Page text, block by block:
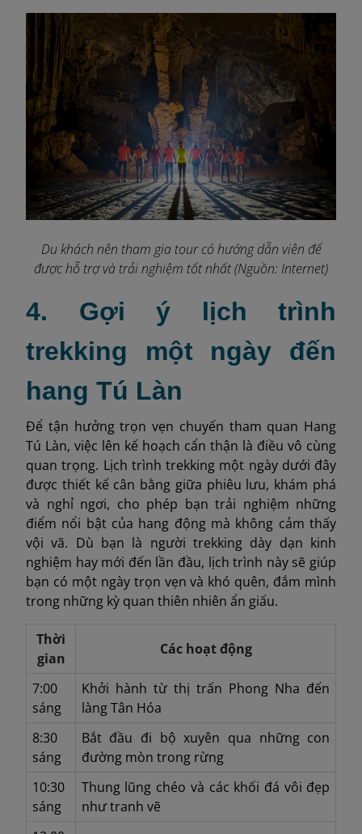
Du khách nên tham gia tour có hướng dẫn viên để
được hỗ trợ và trải nghiệm tốt nhất (Nguồn: Internet)
4. Gợi ý lịch trình
trekking một ngày đến
hang Tú Làn
Để tận hưởng trọn vẹn chuyến tham quan Hang
Tú Làn, việc lên kế hoạch cẩn thận là điều vô cùng
quan trọng. Lịch trình trekking một ngày dưới đây
được thiết kế cân bằng giữa phiêu lưu, khám phá
và nghỉ ngơi, cho phép bạn trải nghiệm những
điểm nổi bật của hang động mà không cảm thấy
vội vã. Dù bạn là người trekking dày dạn kinh
nghiệm hay mới đến lần đầu, lịch trình này sẽ giúp
bạn có một ngày trọn vẹn và khó quên, đắm mình
trong những kỳ quan thiên nhiên ẩn giấu.
Thời
gian
Các hoạt động
7:00
sáng
Khởi hành từ thị trấn Phong Nha đến
làng Tân Hóa
8:30
sáng
Bắt đầu đi bộ xuyên qua những con
đường mòn trong rừng
10:30
sáng
Thung lũng chéo và các khối đá vôi đẹp
như tranh vẽ